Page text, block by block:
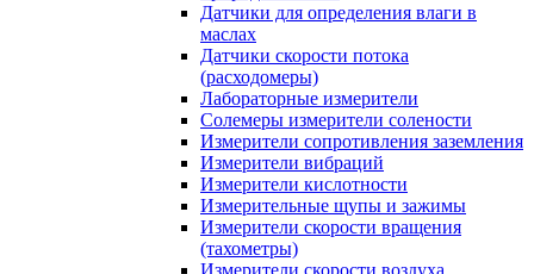
Датчики для определения влаги в
маслах
Датчики скорости потока
(расходомеры)
Лабораторные измерители
Солемеры измерители солености
Измерители сопротивления заземления
Измерители вибраций
Измерители кислотности
Измерительные щупы и зажимы
Измерители скорости вращения
(тахометры)
Измерители скорости воздуха